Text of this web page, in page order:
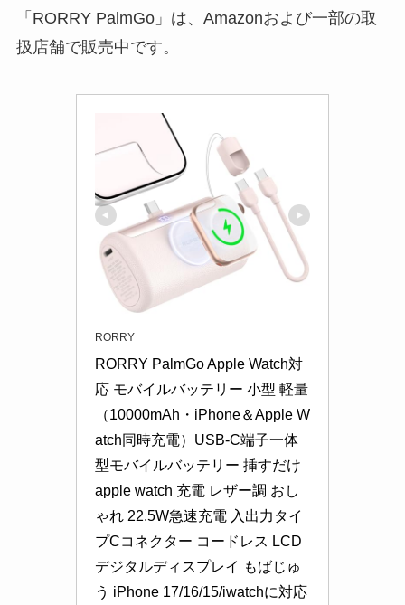
「RORRY PalmGo」は、Amazonおよび一部の取
扱店舗で販売中です。
RORRY
RORRY PalmGo Apple Watch対
応 モバイルバッテリー 小型 軽量
（10000mAh・iPhone＆Apple W
atch同時充電）USB-C端子一体
型モバイルバッテリー 挿すだけ
apple watch 充電 レザー調 おし
ゃれ 22.5W急速充電 入出力タイ
プCコネクター コードレス LCD
デジタルディスプレイ もばじゅ
う iPhone 17/16/15/iwatchに対応